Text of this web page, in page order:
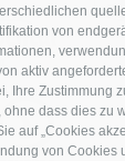
von
aktiv
Ihre Zustimmung
dass dies zu
auf „Cookies
von Cookies